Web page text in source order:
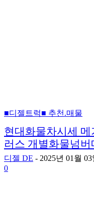
■디젤트럭■ 추천.매물
현대화물차시세
러스 개별화물넘버
디젤 DE - 2025년 01월 03
0